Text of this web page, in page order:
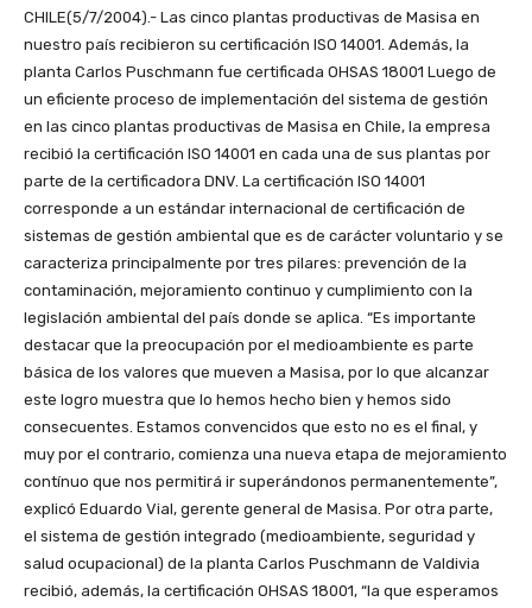
CHILE(5/7/2004).- Las cinco plantas productivas de Masisa en
nuestro país recibieron su certificación ISO 14001. Además, la
planta Carlos Puschmann fue certificada OHSAS 18001 Luego de
un eficiente proceso de implementación del sistema de gestión
en las cinco plantas productivas de Masisa en Chile, la empresa
recibió la certificación ISO 14001 en cada una de sus plantas por
parte de la certificadora DNV. La certificación ISO 14001
corresponde a un estándar internacional de certificación de
sistemas de gestión ambiental que es de carácter voluntario y se
caracteriza principalmente por tres pilares: prevención de la
contaminación, mejoramiento continuo y cumplimiento con la
legislación ambiental del país donde se aplica. “Es importante
destacar que la preocupación por el medioambiente es parte
básica de los valores que mueven a Masisa, por lo que alcanzar
este logro muestra que lo hemos hecho bien y hemos sido
consecuentes. Estamos convencidos que esto no es el final, y
muy por el contrario, comienza una nueva etapa de mejoramiento
contínuo que nos permitirá ir superándonos permanentemente”,
explicó Eduardo Vial, gerente general de Masisa. Por otra parte,
el sistema de gestión integrado (medioambiente, seguridad y
salud ocupacional) de la planta Carlos Puschmann de Valdivia
recibió, además, la certificación OHSAS 18001, “la que esperamos